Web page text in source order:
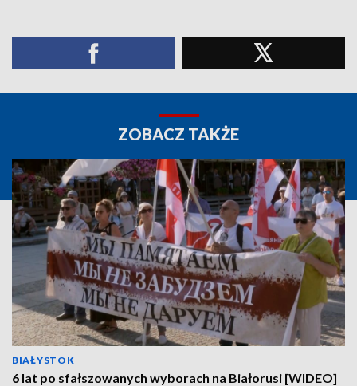
ZOBACZ TAKŻE
BIAŁYSTOK
6 lat po sfałszowanych wyborach na Białorusi [WIDEO]